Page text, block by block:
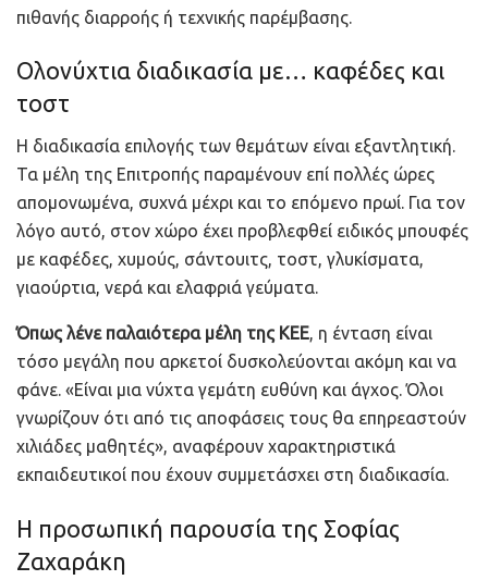
πιθανής διαρροής ή τεχνικής παρέμβασης.
Ολονύχτια διαδικασία με… καφέδες και
τοστ
Η διαδικασία επιλογής των θεμάτων είναι εξαντλητική.
Τα μέλη της Επιτροπής παραμένουν επί πολλές ώρες
απομονωμένα, συχνά μέχρι και το επόμενο πρωί. Για τον
λόγο αυτό, στον χώρο έχει προβλεφθεί ειδικός μπουφές
με καφέδες, χυμούς, σάντουιτς, τοστ, γλυκίσματα,
γιαούρτια, νερά και ελαφριά γεύματα.
Όπως λένε παλαιότερα μέλη της ΚΕΕ, η ένταση είναι
τόσο μεγάλη που αρκετοί δυσκολεύονται ακόμη και να
φάνε. «Είναι μια νύχτα γεμάτη ευθύνη και άγχος. Όλοι
γνωρίζουν ότι από τις αποφάσεις τους θα επηρεαστούν
χιλιάδες μαθητές», αναφέρουν χαρακτηριστικά
εκπαιδευτικοί που έχουν συμμετάσχει στη διαδικασία.
Η προσωπική παρουσία της Σοφίας
Ζαχαράκη